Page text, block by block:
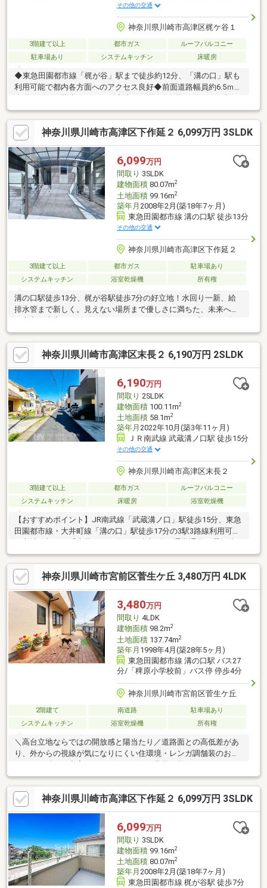
その他の交通
神奈川県川崎市高津区梶ケ谷１
3階建て以上 都市ガス
ルーフバルコニー
駐車場あり
システムキッチン 床暖房
◆東急田園都市線「梶が谷」駅まで徒歩約12分、「溝の口」駅も
利用可能で都内各方面へのアクセス良好◆前面道路幅員約6.5ｍの
い光が差し込み、プライバシーも確保◆家族や友人との会話を楽
しみながらお料理が可能な対面式キッチン◆自然と顔を合わせて
コミュニケーションが可能なリビング階段仕様◆全居室収納付き
ですっきりとしたプライベート空間◆WICが設けられ、季節物等
の大きな荷物も収納可能◆防音対策はもちろん、冬場の結露も抑
制可能な二重窓構造◆「西梶ケ谷小学校」まで徒歩約9分、「宮
崎中学校」まで徒歩約6分と無理なく通学可能
神奈川県川崎市高津区下作延２ 6,099万円 3SLDK
6,099万円
間取り 3SLDK
建物面積80.07m2
土地面積99.16m2
築年月 2008年2月(築18年7ヶ月)
東急田園都市線 溝の口駅 徒歩13分
その他の交通
神奈川県川崎市高津区下作延２
3階建て以上 都市ガス
駐車場あり
システムキッチン
浴室乾燥機 所有権
溝の口駅徒歩13分、梶が谷駅徒歩7分の好立地！水回り一新、給
排水管まで新しく。見えない場所まで優しさに満ちた、未来へ続
まで創業50年。たくさんのお客様からのお言葉に感謝してこれか
らも楽しく素敵なお家探しをお約束します。お家探しを始めてみ
ようと思われたらまずは、お気軽に東宝ハウス町田に相談してみ
ませんか？何も決まっていなくて大丈夫まずはお客様の夢をお聞
かせください！お問い合わせは【TOHO HOUSE 町田：0120-70-
6012】まで
神奈川県川崎市高津区末長２ 6,190万円 2SLDK
6,190万円
間取り 2SLDK
建物面積100.11m2
土地面積58.1m2
築年月 2022年10月(築3年11ヶ月)
ＪＲ南武線 武蔵溝ノ口駅 徒歩15分
その他の交通
神奈川県川崎市高津区末長２
3階建て以上 都市ガス
ルーフバルコニー
システムキッチン
床暖房 浴室乾燥機
【おすすめポイント】JR南武線「武蔵溝ノ口」駅徒歩15分、東急
田園都市線・大井町線「溝の口」駅徒歩17分の3駅3路線利用可能
多彩。建物は2022年10月築の木造3階建。屋上ルーフバルコニー
にはスロップシンクも備わり、お子様のプール遊びなど多目的に
活用可能【見どころ】・駅まで平坦なアプローチ・スーパー、コ
ンビニ近隣【周辺環境】まいばすけっと川崎末長2丁目店まで約
80m【ご見学について】ご希望日時を第2希望まで送信→日程調整
いたします。ローン/住替えも同時相談可能です（お子様連れ
OK・オンライン可）
神奈川県川崎市宮前区菅生ケ丘 3,480万円 4LDK
3,480万円
間取り 4LDK
建物面積98.2m2
土地面積137.74m2
築年月 1998年4月(築28年5ヶ月)
東急田園都市線 溝の口駅 バス27
分/「稗原小学校前」バス停 停歩4分
神奈川県川崎市宮前区菅生ケ丘
2階建て 南道路
駐車場あり
システムキッチン
浴室乾燥機 所有権
＼高台立地ならではの開放感と陽当たり／道路面との高低差があ
り、外からの視線が気になりにくい住環境・レンガ調舗装のお庭
全居室6帖以上のゆとりある間取り■ワイドな掃き出し窓が明るさ
と開放感を演出■ダイニング配置がしやすく、リビングを広々活
用可能≪注目ポイント≫・木目調で統一された温もりある室内デ
ザイン・障子や木目天井が美しい本格和室あり・2面採光のお部屋
神奈川県川崎市高津区下作延２ 6,099万円 3SLDK
6,099万円
間取り 3SLDK
建物面積99.16m2
土地面積80.07m2
築年月 2008年2月(築18年7ヶ月)
東急田園都市線 梶が谷駅 徒歩7分